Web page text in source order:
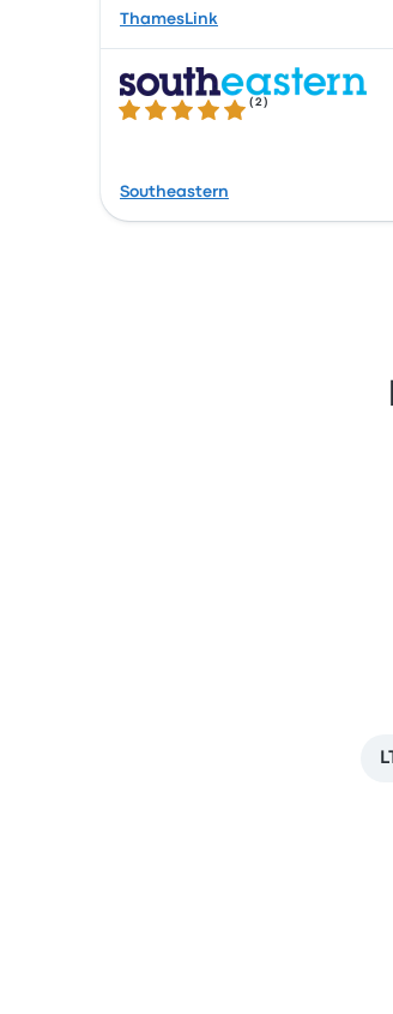
ThamesLink
5.0 su 5 stelle ( 2 )
Southeastern